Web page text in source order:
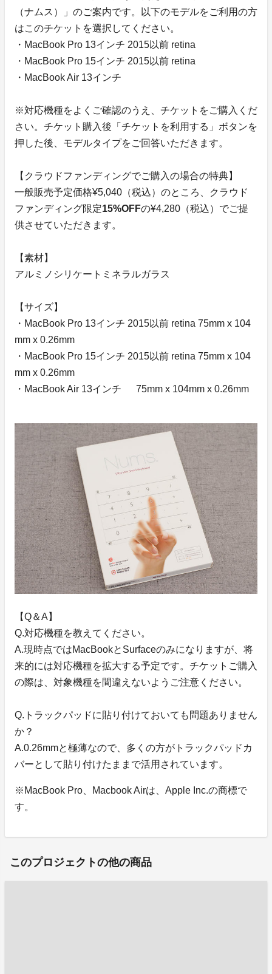
（ナムス）」のご案内です。以下のモデルをご利用の方
はこのチケットを選択してください。
・MacBook Pro 13インチ 2015以前 retina
・MacBook Pro 15インチ 2015以前 retina
・MacBook Air 13インチ
※対応機種をよくご確認のうえ、チケットをご購入くだ
さい。チケット購入後「チケットを利用する」ボタンを
押した後、モデルタイプをご回答いただきます。
【クラウドファンディングでご購入の場合の特典】
一般販売予定価格¥5,040（税込）のところ、クラウド
ファンディング限定15%OFFの¥4,280（税込）でご提
供させていただきます。
【素材】
アルミノシリケートミネラルガラス
【サイズ】
・MacBook Pro 13インチ 2015以前 retina 75mm x 104
mm x 0.26mm
・MacBook Pro 15インチ 2015以前 retina 75mm x 104
mm x 0.26mm
・MacBook Air 13インチ 75mm x 104mm x 0.26mm
【Q＆A】
Q.対応機種を教えてください。
A.現時点ではMacBookとSurfaceのみになりますが、将
来的には対応機種を拡大する予定です。チケットご購入
の際は、対象機種を間違えないようご注意ください。
Q.トラックパッドに貼り付けておいても問題ありません
か？
A.0.26mmと極薄なので、多くの方がトラックパッドカ
バーとして貼り付けたままで活用されています。
※MacBook Pro、Macbook Airは、Apple Inc.の商標で
す。
このプロジェクトの他の商品